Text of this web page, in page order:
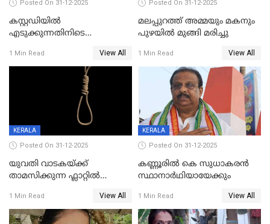
Posted On 31-12-2025
കസ്റ്റഡിയിൽ
എടുക്കുന്നതിനിടെ
വധശ്രമക്കേസ് പ്രതി പിടിയിൽ
1 Min Read View All
Posted On 31-12-2025
മലപ്പുറത്ത് അമ്മയും മകനും
പുഴയിൽ മുങ്ങി മരിച്ചു
1 Min Read View All
KERALA
Posted On 31-12-2025
യുവതി വാടകയ്ക്ക്
താമസിക്കുന്ന ഫ്ലാറ്റില്‍
സംഭവം കൈതപ്പൊയിലില്‍
1 Min Read View All
KERALA
Posted On 31-12-2025
കണ്ണൂരിൽ കെ സുധാകരൻ
സ്ഥാനാർഥിയായേക്കും
1 Min Read View All